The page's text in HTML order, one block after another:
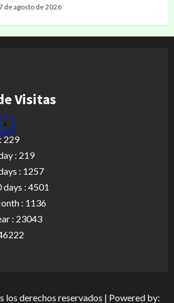
de agosto de 2026
Visitas
4
229
: 219
: 1257
days : 4501
: 1136
: 23043
derechos reservados | Powered by: